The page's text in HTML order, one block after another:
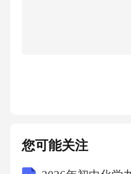
进自己的不足之处。
改是一个长期而艰巨
提高思想认识水平，
您可能关注